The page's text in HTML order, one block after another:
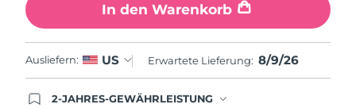
In den Warenkorb
Ausliefern: US Erwartete Lieferung: 8/9/26
2-JAHRES-GEWÄHRLEISTUNG
Taiwan Erwartete Lieferung 8/13/26
Thailand Erwartete Lieferung8/12/26
Türkei Erwartete Lieferung8/9/26